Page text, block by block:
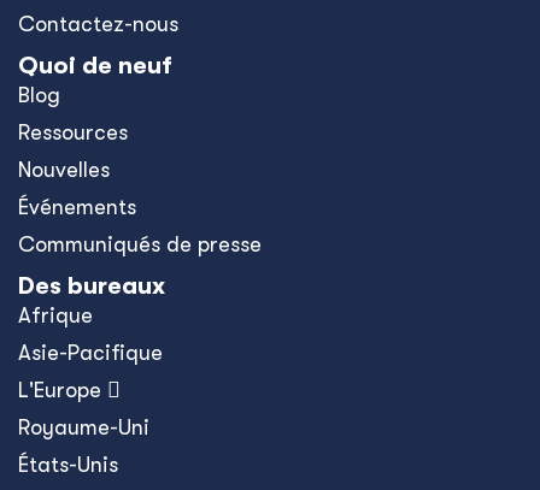
Contactez-nous
Quoi de neuf
Blog
Ressources
Nouvelles
Événements
Communiqués de presse
Des bureaux
Afrique
Asie-Pacifique
L'Europe 
Royaume-Uni
États-Unis